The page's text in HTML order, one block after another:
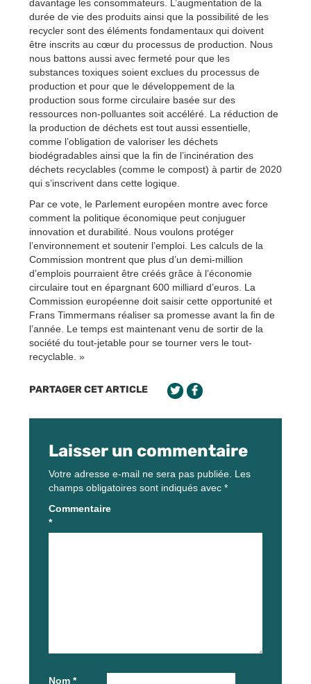
davantage les consommateurs. L’augmentation de la
durée de vie des produits ainsi que la possibilité de les
recycler sont des éléments fondamentaux qui doivent
être inscrits au cœur du processus de production. Nous
nous battons aussi avec fermeté pour que les
substances toxiques soient exclues du processus de
production et pour que le développement de la
production sous forme circulaire basée sur des
ressources non-polluantes soit accéléré. La réduction de
la production de déchets est tout aussi essentielle,
comme l’obligation de valoriser les déchets
biodégradables ainsi que la fin de l’incinération des
déchets recyclables (comme le compost) à partir de 2020
qui s’inscrivent dans cette logique.
Par ce vote, le Parlement européen montre avec force
comment la politique économique peut conjuguer
innovation et durabilité. Nous voulons protéger
l’environnement et soutenir l’emploi. Les calculs de la
Commission montrent que plus d’un demi-million
d’emplois pourraient être créés grâce à l’économie
circulaire tout en épargnant 600 milliard d’euros. La
Commission européenne doit saisir cette opportunité et
Frans Timmermans réaliser sa promesse avant la fin de
l’année. Le temps est maintenant venu de sortir de la
société du tout-jetable pour se tourner vers le tout-
recyclable. »
PARTAGER CET ARTICLE
Laisser un commentaire
Votre adresse e-mail ne sera pas publiée. Les
champs obligatoires sont indiqués avec *
Commentaire
*
Nom *